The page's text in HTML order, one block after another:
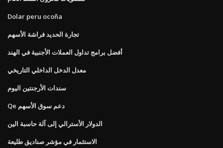
Dolar peru ocoña
تجارة الحديد فراشة الأسهم
أفضل برامج تداول العملات الأجنبية في الهند
معدل الدخل الداخلي التاريخي
سندات الأرجنتين اليوم
Qe دعم سوق الأسهم
الدولار الأسترالي إلى آلة حاسبة الين
الاستثمار في مؤشر صناديق طليعة